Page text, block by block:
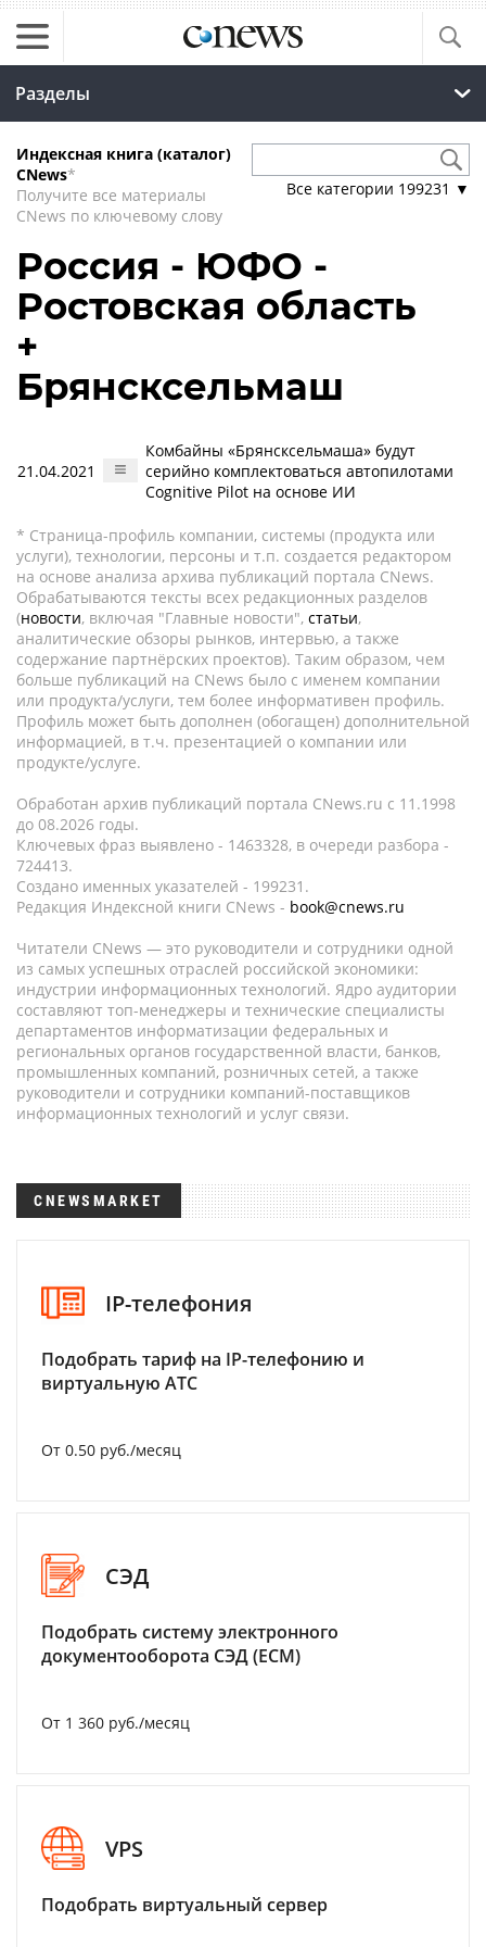
Разделы
Индексная книга (каталог)
CNews*
Получите все материалы
CNews по ключевому слову
Все категории 199231 ▼
Россия - ЮФО -
Ростовская область
+
Брянсксельмаш
21.04.2021
Комбайны «Брянсксельмаша» будут
серийно комплектоваться автопилотами
Cognitive Pilot на основе ИИ
* Страница-профиль компании, системы (продукта или
услуги), технологии, персоны и т.п. создается редактором
на основе анализа архива публикаций портала CNews.
Обрабатываются тексты всех редакционных разделов
(новости, включая "Главные новости", статьи,
аналитические обзоры рынков, интервью, а также
содержание партнёрских проектов). Таким образом, чем
больше публикаций на CNews было с именем компании
или продукта/услуги, тем более информативен профиль.
Профиль может быть дополнен (обогащен) дополнительной
информацией, в т.ч. презентацией о компании или
продукте/услуге.
Обработан архив публикаций портала CNews.ru c 11.1998
до 08.2026 годы.
Ключевых фраз выявлено - 1463328, в очереди разбора -
724413.
Создано именных указателей - 199231.
Редакция Индексной книги CNews - book@cnews.ru
Читатели CNews — это руководители и сотрудники одной
из самых успешных отраслей российской экономики:
индустрии информационных технологий. Ядро аудитории
составляют топ-менеджеры и технические специалисты
департаментов информатизации федеральных и
региональных органов государственной власти, банков,
промышленных компаний, розничных сетей, а также
руководители и сотрудники компаний-поставщиков
информационных технологий и услуг связи.
CNEWSMARKET
IP-телефония
Подобрать тариф на IP-телефонию и
виртуальную АТС
От 0.50 руб./месяц
СЭД
Подобрать систему электронного
документооборота СЭД (ECM)
От 1 360 руб./месяц
VPS
Подобрать виртуальный сервер